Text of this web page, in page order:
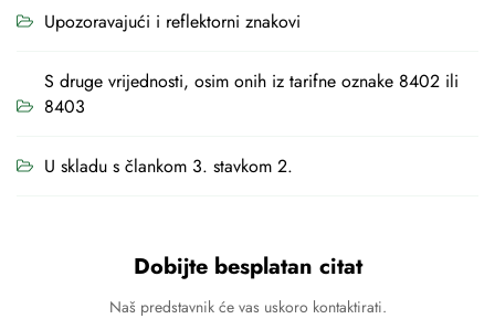
Upozoravajući i reflektorni znakovi
S druge vrijednosti, osim onih iz tarifne oznake 8402 ili
8403
U skladu s člankom 3. stavkom 2.
Dobijte besplatan citat
Naš predstavnik će vas uskoro kontaktirati.